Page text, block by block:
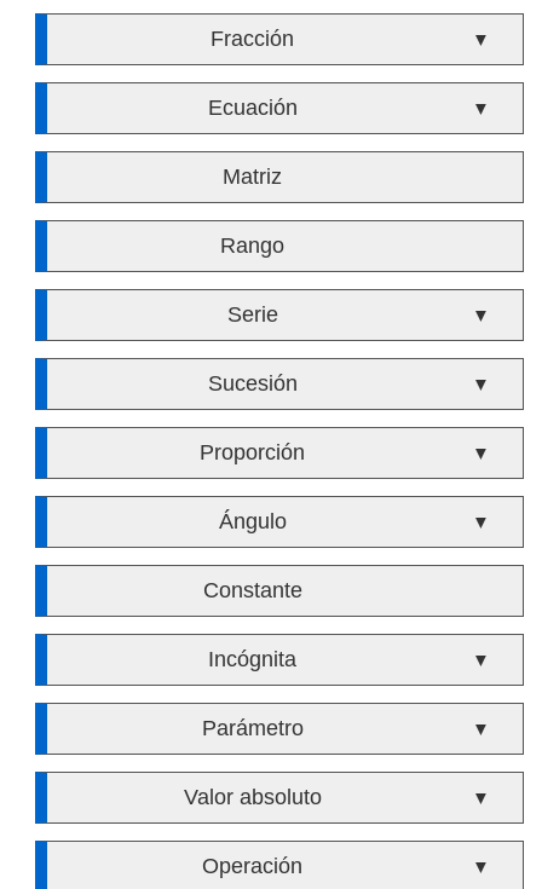
Fracción ▼
Ecuación ▼
Matriz
Rango
Serie ▼
Sucesión ▼
Proporción ▼
Ángulo ▼
Constante
Incógnita ▼
Parámetro ▼
Valor absoluto ▼
Operación ▼